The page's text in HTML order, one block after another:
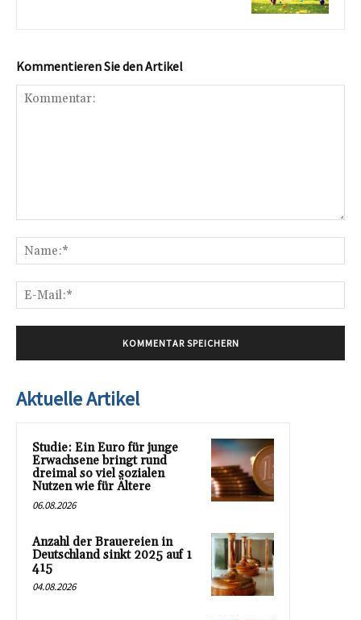
Kommentieren Sie den Artikel
Aktuelle Artikel
Studie: Ein Euro für junge
Erwachsene bringt rund
dreimal so viel sozialen
Nutzen wie für Ältere
06.08.2026
Anzahl der Brauereien in
Deutschland sinkt 2025 auf 1
415
04.08.2026